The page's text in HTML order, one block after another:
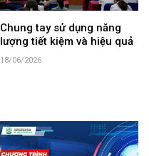
Chung tay sử dụng năng
lượng tiết kiệm và hiệu quả
18/06/2026